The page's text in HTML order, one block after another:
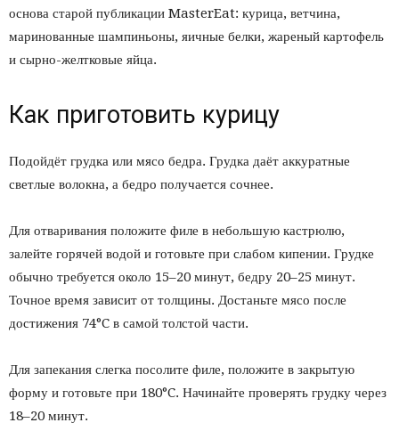
основа старой публикации MasterEat: курица, ветчина,
маринованные шампиньоны, яичные белки, жареный картофель
и сырно-желтковые яйца.
Как приготовить курицу
Подойдёт грудка или мясо бедра. Грудка даёт аккуратные
светлые волокна, а бедро получается сочнее.
Для отваривания положите филе в небольшую кастрюлю,
залейте горячей водой и готовьте при слабом кипении. Грудке
обычно требуется около 15–20 минут, бедру 20–25 минут.
Точное время зависит от толщины. Достаньте мясо после
достижения 74°C в самой толстой части.
Для запекания слегка посолите филе, положите в закрытую
форму и готовьте при 180°C. Начинайте проверять грудку через
18–20 минут.